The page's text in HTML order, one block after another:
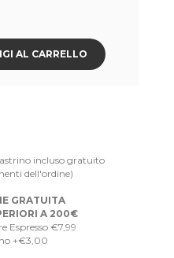
AL CARRELLO
incluso gratuito
dell'ordine)
GRATUITA
A 200€
Espresso €7,99
+€3,00